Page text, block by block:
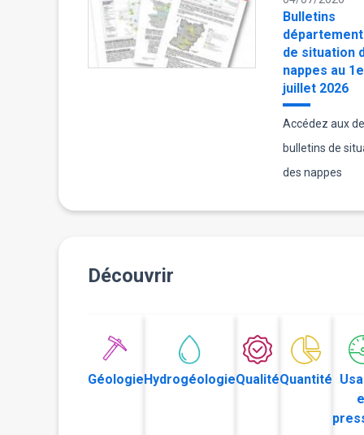
Bulletins
de situation
nappes au
juillet 2026
Accédez aux
bulletins de
des nappes
Découvrir
GéologieHydrogéologieQualitéQuantité